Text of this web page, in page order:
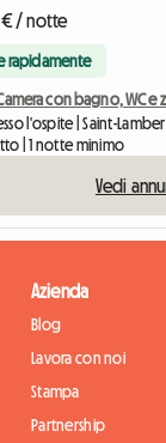
/ notte
rapidamente
con bagno, WC e
l'ospite | Saint-
| 1 notte minimo
Vedi
Azienda
Blog
Lavora con noi
Stampa
Partnership